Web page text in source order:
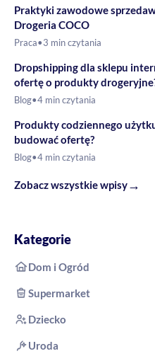
Praktyki zawodowe
Drogeria COCO
Praca•3 min czytania
Dropshipping dla sklepu
ofertę o produkty
Blog•4 min czytania
Produkty codziennego
budować ofertę?
Blog•4 min czytania
Zobacz wszystkie wpisy→
Kategorie
Dom i Ogród
Supermarket
Dziecko
Uroda